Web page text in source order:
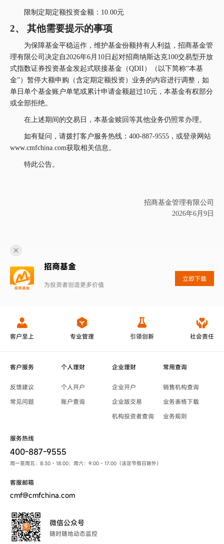
限制定期定额投资金额： 10.00元
2、 其他需要提示的事项
为保障基金平稳运作，维护基金份额持有人利益，招商基金管
理有限公司决定自 2026年6月10日起对招商纳斯达克100交易型开放
式指数证券投资基金发起式联接基金（QDII）（以下简称“本基
金”）暂停大额申购（含定期定额投资）业务的内容进行调整，如
单日单个基金账户单笔或累计申请金额超过10元，本基金有权部分
或全部拒绝。
在上述期间的交易日，本基金赎回等其他业务仍照常办理。
如有疑问，请拨打客户服务热线： 400-887-9555，或登录网站
www.cmfchina.com获取相关信息。
特此公告。
招商基金管理有限公司
2026年6 月 9日
招商基金
为投资者创造更多价值
立即下载
客户至上 专业管理 引领创新 社会责任
客户服务
反馈建议
常见问题
个人理财
个人开户
账户查询
企业理财
企业开户
企业版交易
机构投资者查询
常用查询
销售机构查询
业务表格下载
业务规则
服务热线
400-887-9555
周一至周五：8:30 - 18:00；周六：9:00 - 17:00（法定节假日除外）
客服邮箱
cmf@cmfchina.com
微信公众号
随时随地动态监控